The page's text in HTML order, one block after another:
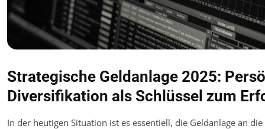
Strategische Geldanlage 2025:
Diversifikation als Schlüssel zum
In der heutigen Situation ist es essentiell, die Geldanlage an